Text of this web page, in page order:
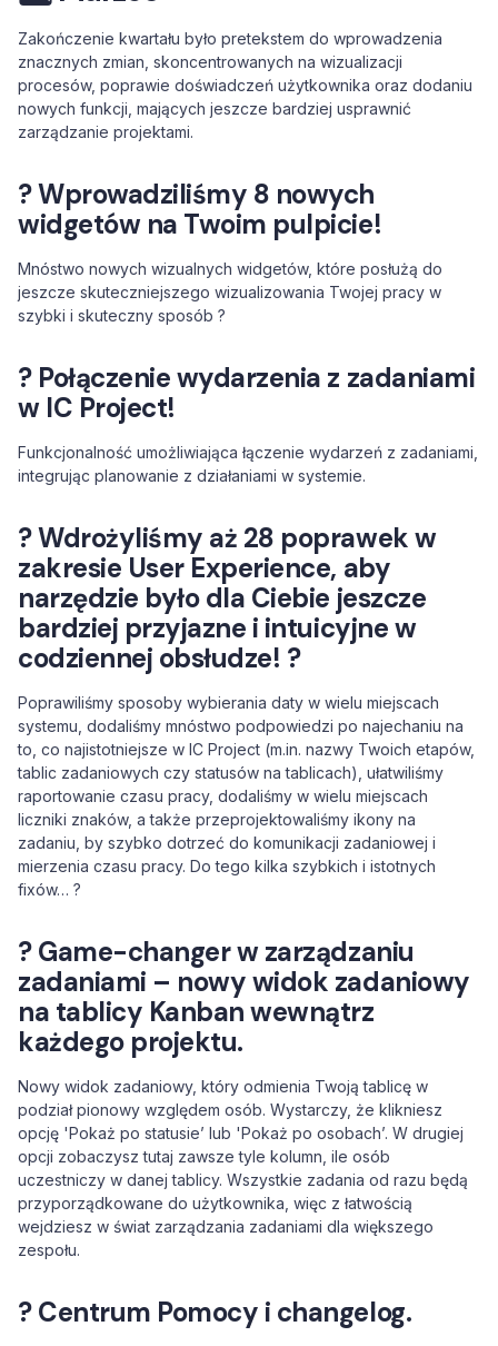
Zakończenie kwartału było pretekstem do wprowadzenia
znacznych zmian, skoncentrowanych na wizualizacji
procesów, poprawie doświadczeń użytkownika oraz dodaniu
nowych funkcji, mających jeszcze bardziej usprawnić
zarządzanie projektami.
? Wprowadziliśmy 8 nowych
widgetów na Twoim pulpicie!
Mnóstwo nowych wizualnych widgetów, które posłużą do
jeszcze skuteczniejszego wizualizowania Twojej pracy w
szybki i skuteczny sposób ?
? Połączenie wydarzenia z zadaniami
w IC Project!
Funkcjonalność umożliwiająca łączenie wydarzeń z zadaniami,
integrując planowanie z działaniami w systemie.
? Wdrożyliśmy aż 28 poprawek w
zakresie User Experience, aby
narzędzie było dla Ciebie jeszcze
bardziej przyjazne i intuicyjne w
codziennej obsłudze! ?
Poprawiliśmy sposoby wybierania daty w wielu miejscach
systemu, dodaliśmy mnóstwo podpowiedzi po najechaniu na
to, co najistotniejsze w IC Project (m.in. nazwy Twoich etapów,
tablic zadaniowych czy statusów na tablicach), ułatwiliśmy
raportowanie czasu pracy, dodaliśmy w wielu miejscach
liczniki znaków, a także przeprojektowaliśmy ikony na
zadaniu, by szybko dotrzeć do komunikacji zadaniowej i
mierzenia czasu pracy. Do tego kilka szybkich i istotnych
fixów… ?
? Game-changer w zarządzaniu
zadaniami – nowy widok zadaniowy
na tablicy Kanban wewnątrz
każdego projektu.
Nowy widok zadaniowy, który odmienia Twoją tablicę w
podział pionowy względem osób. Wystarczy, że klikniesz
opcję 'Pokaż po statusie’ lub 'Pokaż po osobach’. W drugiej
opcji zobaczysz tutaj zawsze tyle kolumn, ile osób
uczestniczy w danej tablicy. Wszystkie zadania od razu będą
przyporządkowane do użytkownika, więc z łatwością
wejdziesz w świat zarządzania zadaniami dla większego
zespołu.
? Centrum Pomocy i changelog.